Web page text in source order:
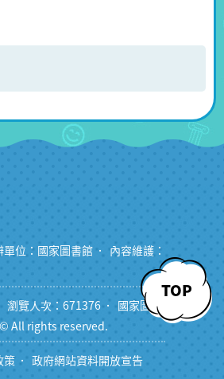
TOP
單位：國家圖書館
內容維護：
瀏覽人次：671376
國家圖書
All rights reserved.
策 政府網站資料開放宣告